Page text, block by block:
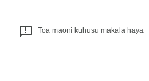
Toa maoni kuhusu makala haya